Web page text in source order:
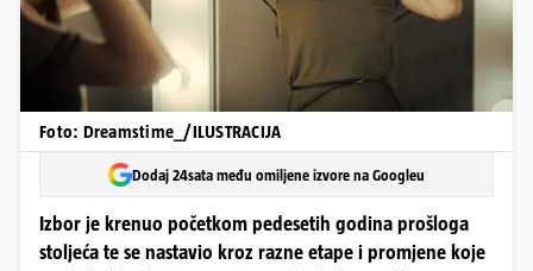
Foto: Dreamstime_/ILUSTRACIJA
Dodaj 24sata među omiljene izvore na Googleu
Izbor je krenuo početkom pedesetih godina prošloga
stoljeća te se nastavio kroz razne etape i promjene koje